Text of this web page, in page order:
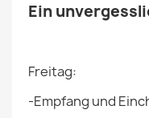
Ein
Freitag:
-Empfang und